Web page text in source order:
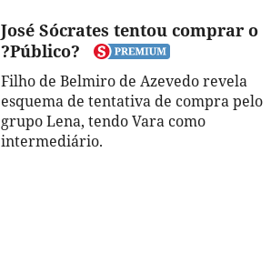
José Sócrates tentou comprar o
?Público?
Filho de Belmiro de Azevedo revela
esquema de tentativa de compra pelo
grupo Lena, tendo Vara como
intermediário.